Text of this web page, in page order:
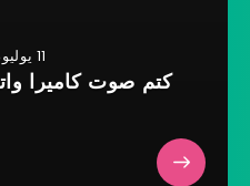
11 يوليو، 2022
كتم صوت كاميرا